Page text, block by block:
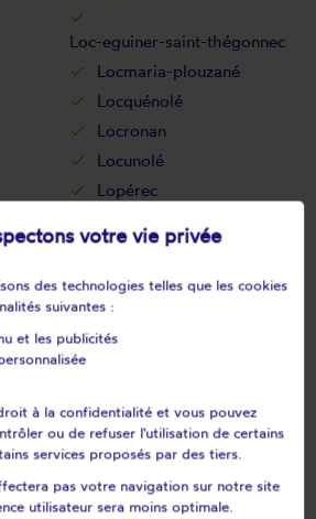
Loc-eguiner-saint-thégonnec
Locmaria-plouzané
Locquénolé
Locronan
Locunolé
Lopérec
Mahalon
Mellac
Milizac
Morlaix
Peumerit
Plabennec
Pleyben
votre vie privée
des technologies telles que les cookies
suivantes :
et les publicités
à la confidentialité et vous pouvez
ou de refuser l'utilisation de certains
services proposés par des tiers.
pas votre navigation sur notre site
utilisateur sera moins optimale.